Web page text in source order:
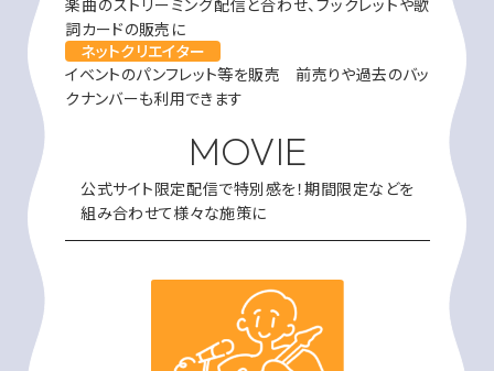
詞カードの販売に
ネットクリエイター
イベントのパンフレット等を販売 前売りや過去のバッ
クナンバーも利用できます
MOVIE
公式サイト限定配信で特別感を！期間限定などを
組み合わせて様々な施策に